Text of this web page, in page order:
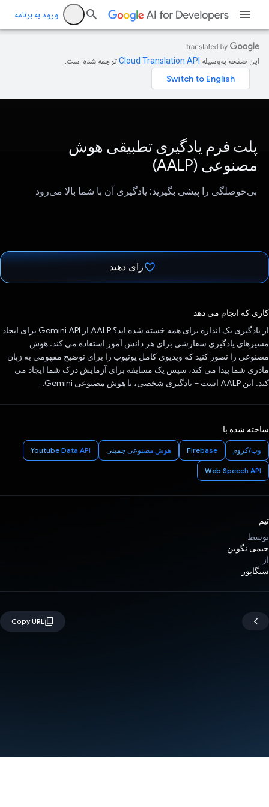
ورود به برنامه
این صفحه به‌وسیله ترجمه شده است.
پلت فرم یادگیری تطبیقی ​​هوش
مصنوعی (AALP)
بی‌حوصلگی را پیشی بگیرید: یادگیری آن با شما بالا می‌رود
رای دهید
کاری که انجام می دهد
از یادگیری یک اندازه برای همه خسته شده اید؟ AALP از Gemini API برای ایجاد
مسیرهای یادگیری سفارشی برای هر دانش آموز استفاده می کند. هوش
مصنوعی را تصور کنید که ویدیوی کامل یوتیوب را برای توضیح مفهومی به زبان
مادری شما پیدا می کند، سپس یک مسابقه برای آزمایش درک شما ایجاد می
کند. این AALP است – یادگیری شخصی، با هوش مصنوعی Gemini.
ساخته شده با
وب/کروم Firebase هوش مصنوعی جمینی Youtube Data API
Web Speech API
تیم
توسط
جیمی نگوین
از
سنگاپور